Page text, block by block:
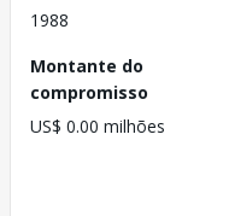
1988
Montante do
compromisso
US$ 0.00 milhões